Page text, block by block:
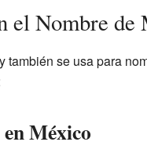
el Nombre de
también se usa para
México